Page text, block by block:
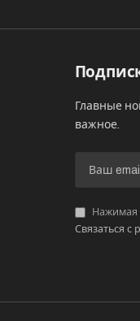
Главные
важное.
Нажимая
Связаться с